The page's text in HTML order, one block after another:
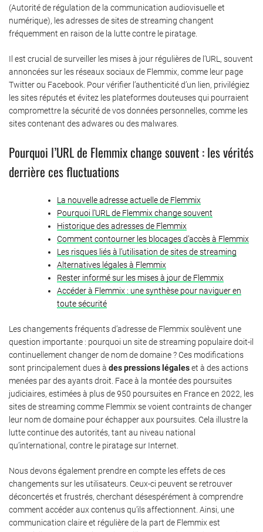
(Autorité de régulation de la communication audiovisuelle et
numérique), les adresses de sites de streaming changent
fréquemment en raison de la lutte contre le piratage.
Il est crucial de surveiller les mises à jour régulières de l’URL, souvent
annoncées sur les réseaux sociaux de Flemmix, comme leur page
Twitter ou Facebook. Pour vérifier l’authenticité d’un lien, privilégiez
les sites réputés et évitez les plateformes douteuses qui pourraient
compromettre la sécurité de vos données personnelles, comme les
sites contenant des adwares ou des malwares.
Pourquoi l’URL de Flemmix change souvent : les vérités
derrière ces fluctuations
La nouvelle adresse actuelle de Flemmix
Pourquoi l’URL de Flemmix change souvent
Historique des adresses de Flemmix
Comment contourner les blocages d’accès à Flemmix
Les risques liés à l’utilisation de sites de streaming
Alternatives légales à Flemmix
Rester informé sur les mises à jour de Flemmix
Accéder à Flemmix : une synthèse pour naviguer en
toute sécurité
Les changements fréquents d’adresse de Flemmix soulèvent une
question importante : pourquoi un site de streaming populaire doit-il
continuellement changer de nom de domaine ? Ces modifications
sont principalement dues à des pressions légaleset à des actions
menées par des ayants droit. Face à la montée des poursuites
judiciaires, estimées à plus de 950 poursuites en France en 2022, les
sites de streaming comme Flemmix se voient contraints de changer
leur nom de domaine pour échapper aux poursuites. Cela illustre la
lutte continue des autorités, tant au niveau national
qu’international, contre le piratage sur Internet.
Nous devons également prendre en compte les effets de ces
changements sur les utilisateurs. Ceux-ci peuvent se retrouver
déconcertés et frustrés, cherchant désespérément à comprendre
comment accéder aux contenus qu’ils affectionnent. Ainsi, une
communication claire et régulière de la part de Flemmix est